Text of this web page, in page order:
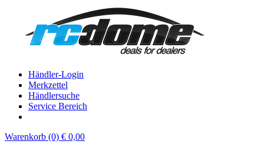
Händler-Login
Merkzettel
Händlersuche
Service Bereich
Warenkorb (0) € 0,00